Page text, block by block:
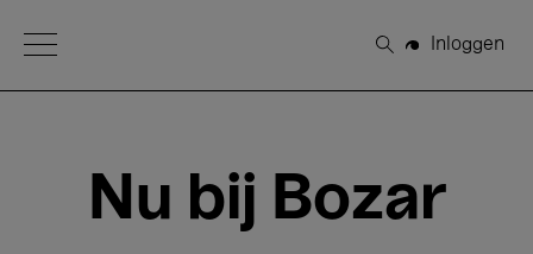
Open Menu
Zoeken
Inloggen
Nu bij Bozar